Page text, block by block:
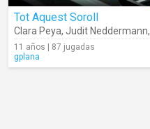
Tot Aquest Soroll
Clara Peya, Judit Neddermann,
11 años | 87 jugadas
gplana